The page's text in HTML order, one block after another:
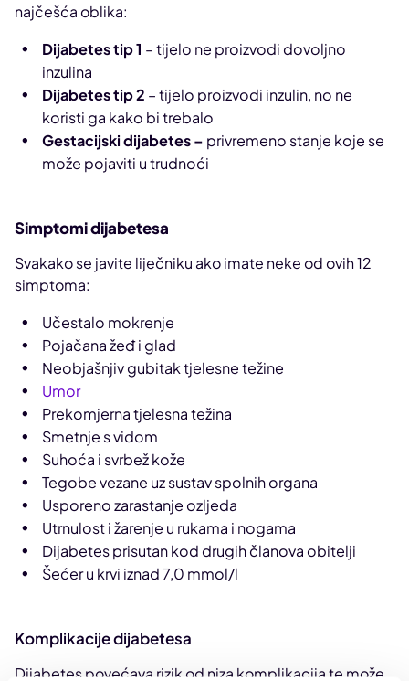
najčešća oblika:
Dijabetes tip 1 – tijelo ne proizvodi dovoljno
inzulina
Dijabetes tip 2 – tijelo proizvodi inzulin, no ne
koristi ga kako bi trebalo
Gestacijski dijabetes – privremeno stanje koje se
može pojaviti u trudnoći
Simptomi dijabetesa
Svakako se javite liječniku ako imate neke od ovih 12
simptoma:
Učestalo mokrenje
Pojačana žeđ i glad
Neobjašnjiv gubitak tjelesne težine
Umor
Prekomjerna tjelesna težina
Smetnje s vidom
Suhoća i svrbež kože
Tegobe vezane uz sustav spolnih organa
Usporeno zarastanje ozljeda
Utrnulost i žarenje u rukama i nogama
Dijabetes prisutan kod drugih članova obitelji
Šećer u krvi iznad 7,0 mmol/l
Komplikacije dijabetesa
Dijabetes povećava rizik od niza komplikacija te može